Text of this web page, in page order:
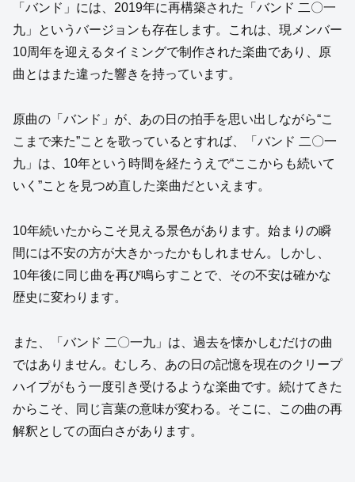
「バンド」には、2019年に再構築された「バンド 二〇一
九」というバージョンも存在します。これは、現メンバー
10周年を迎えるタイミングで制作された楽曲であり、原
曲とはまた違った響きを持っています。
原曲の「バンド」が、あの日の拍手を思い出しながら“こ
こまで来た”ことを歌っているとすれば、「バンド 二〇一
九」は、10年という時間を経たうえで“ここからも続いて
いく”ことを見つめ直した楽曲だといえます。
10年続いたからこそ見える景色があります。始まりの瞬
間には不安の方が大きかったかもしれません。しかし、
10年後に同じ曲を再び鳴らすことで、その不安は確かな
歴史に変わります。
また、「バンド 二〇一九」は、過去を懐かしむだけの曲
ではありません。むしろ、あの日の記憶を現在のクリープ
ハイプがもう一度引き受けるような楽曲です。続けてきた
からこそ、同じ言葉の意味が変わる。そこに、この曲の再
解釈としての面白さがあります。